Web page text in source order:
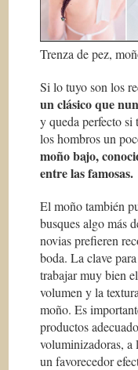
Trenza de pez,
Si lo tuyo son los
un clásico que
y queda perfecto si
los hombros un
moño bajo,
entre las famosas.
El moño también
busques algo más
novias prefieren
boda. La clave
trabajar muy bien
volumen y la
moño. Es
productos
voluminizadoras, a
un favorecedor